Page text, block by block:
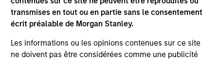
transmises en tout ou en partie sans le consentement
écrit préalable de Morgan Stanley.
Les informations ou les opinions contenues sur ce site
ne doivent pas être considérées comme une publicité
predictable cash flows and low credit and event risk.
2